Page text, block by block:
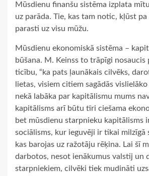
Mūsdienu finanšu sistēma izplata
uz parāda. Tie, kas tam notic, kļūst pa
parasti uz visu mūžu.
Mūsdienu ekonomiskā sistēma –
būšana. M. Keinss to trāpīgi nosaucis
ticību, “ka pats ļaunākais cilvēks,
lietas, visiem citiem sagādās vislielāko
nekā labāka par kapitālismu mums
kapitālisms arī būtu tīri ciešama
bet mūsdienu starpnieku kapitālisms
sociālisms, kur ieguvēji ir tikai milzīgā
kas barojas uz ražotāju rēķina. Lai šī
darbotos, nesot ienākumus valstij un
starpniekiem, cilvēki tiek mudināti